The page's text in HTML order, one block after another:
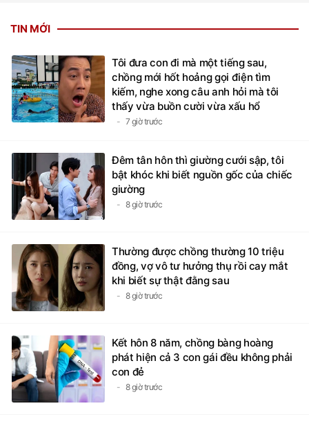
TIN MỚI
Tôi đưa con đi mà một tiếng sau,
chồng mới hốt hoảng gọi điện tìm
kiếm, nghe xong câu anh hỏi mà tôi
thấy vừa buồn cười vừa xấu hổ
7 giờ trước
Đêm tân hôn thì giường cưới sập, tôi
bật khóc khi biết nguồn gốc của chiếc
giường
8 giờ trước
Thường được chồng thường 10 triệu
đồng, vợ vô tư hưởng thụ rồi cay mắt
khi biết sự thật đằng sau
8 giờ trước
Kết hôn 8 năm, chồng bàng hoàng
phát hiện cả 3 con gái đều không phải
con đẻ
8 giờ trước